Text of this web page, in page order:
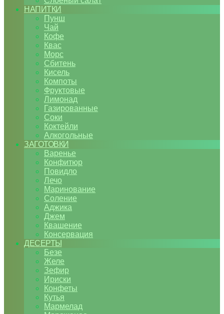
НАПИТКИ
Пунш
Чай
Кофе
Квас
Морс
Сбитень
Кисель
Компоты
Фруктовые
Лимонад
Газированные
Соки
Коктейли
Алкогольные
ЗАГОТОВКИ
Варенье
Конфитюр
Повидло
Лечо
Маринование
Соление
Аджика
Джем
Квашение
Консервация
ДЕСЕРТЫ
Безе
Желе
Зефир
Ириски
Конфеты
Кутья
Мармелад